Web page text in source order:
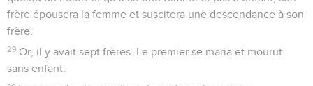
frère épousera la femme et suscitera une descendance à son
frère.
29 Or, il y avait sept frères. Le premier se maria et mourut
sans enfant.